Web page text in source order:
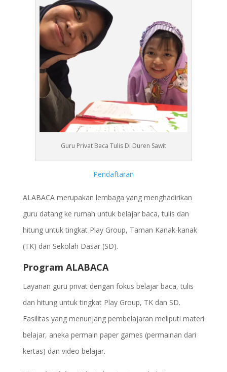
Guru Privat Baca Tulis Di Duren Sawit
Pendaftaran
ALABACA merupakan lembaga yang menghadirikan
guru datang ke rumah untuk belajar baca, tulis dan
hitung untuk tingkat Play Group, Taman Kanak-kanak
(TK) dan Sekolah Dasar (SD).
Program ALABACA
Layanan guru privat dengan fokus belajar baca, tulis
dan hitung untuk tingkat Play Group, TK dan SD.
Fasilitas yang menunjang pembelajaran meliputi materi
belajar, aneka permain paper games (permainan dari
kertas) dan video belajar.